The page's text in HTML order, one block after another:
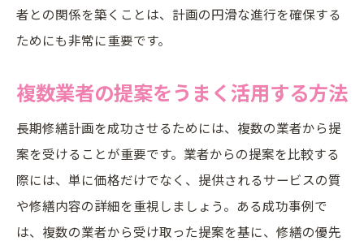
者との関係を築くことは、計画の円滑な進行を確保する
ためにも非常に重要です。
複数業者の提案をうまく活用する方法
長期修繕計画を成功させるためには、複数の業者から提
案を受けることが重要です。業者からの提案を比較する
際には、単に価格だけでなく、提供されるサービスの質
や修繕内容の詳細を重視しましょう。ある成功事例で
は、複数の業者から受け取った提案を基に、修繕の優先